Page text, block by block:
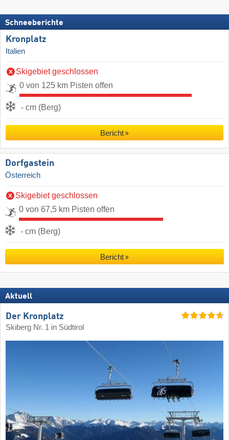
Schneeberichte
Kronplatz
Italien
Skigebiet geschlossen
0 von 125 km Pisten offen
- cm (Berg)
Bericht
Dorfgastein
Österreich
Skigebiet geschlossen
0 von 67,5 km Pisten offen
- cm (Berg)
Bericht
Aktuell
Der Kronplatz
Skiberg Nr. 1 in Südtirol